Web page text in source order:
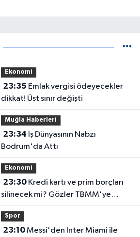
Ekonomi
23:35
dikkat! Üst sınır değişti
Muğla Haberleri
23:34
Bodrum'da Attı
Ekonomi
23:30Kredi kartı ve prim borçları
silinecek mi? Gözler TBMM'ye
çevrildi
Spor
23:10Messi'den Inter Miami ile